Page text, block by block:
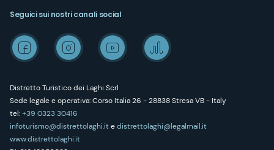
Distretto Turistico dei Laghi Scrl
Sede legale e operativa: Corso Italia 26 - 28838 Stresa VB - Italy
tel:+39 0323 30416
infoturismo@distrettolaghi.itedistrettolaghi@legalmail.it
www.distrettolaghi.it
Seguici sui nostri canali social